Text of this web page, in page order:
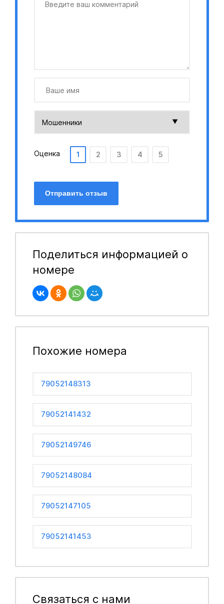
Оценка 1 2 3 4 5
Отправить отзыв
Поделиться информацией о
номере
Похожие номера
79052148313
79052141432
79052149746
79052148084
79052147105
79052141453
Связаться с нами